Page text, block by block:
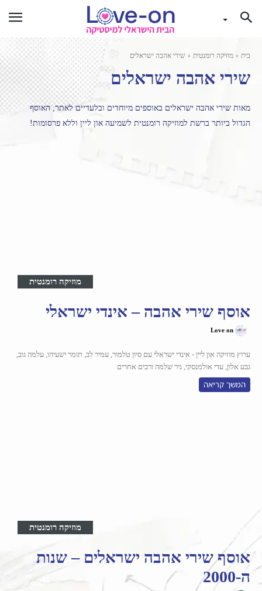
בית מוזיקה רומנטית שירי אהבה ישראלים
שירי אהבה ישראלים
מאות שירי אהבה ישראלים באוספים מיוחדים ובלעדיים לאתר, האוסף
הגדול ביותר ברשת למוזיקה רומנטית לשמיעה און ליין וללא פרסומות!
מוזיקה רומנטית
אוסף שירי אהבה – אינדי ישראלי
Love on
ערוץ מוזיקה און ליין - אינדי ישראלי עם סיון טלמור, עמיר לב, תומר ישעיהו, עלמה גוב,
גבע אלון, עדי אולמנסקי, ניר שלמה ורבים אחרים
המשך קריאה
מוזיקה רומנטית
אוסף שירי אהבה ישראלים – שנות
ה-2000